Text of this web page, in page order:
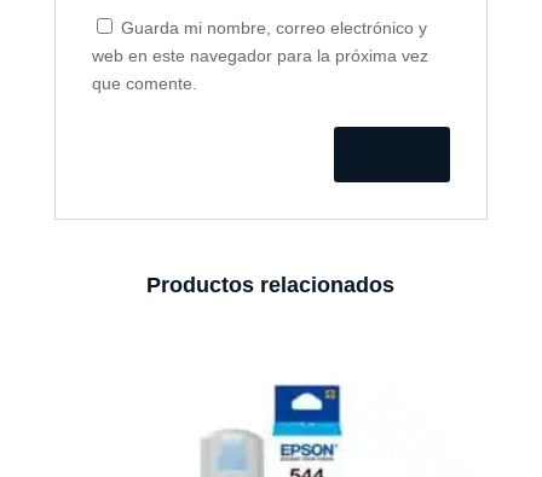
Guarda mi nombre, correo electrónico y
web en este navegador para la próxima vez
que comente.
Productos relacionados